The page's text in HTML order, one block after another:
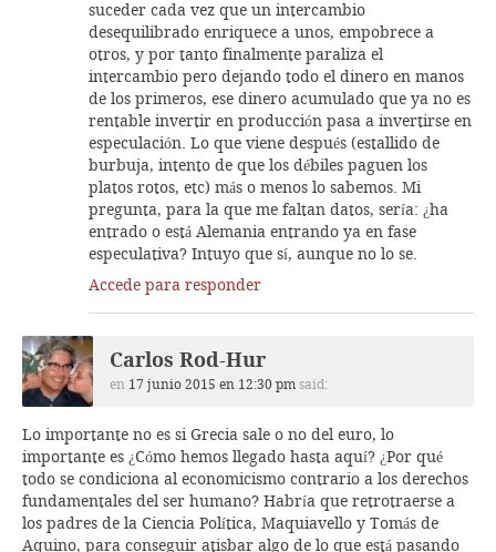
suceder cada vez que un intercambio
desequilibrado enriquece a unos, empobrece a
otros, y por tanto finalmente paraliza el
intercambio pero dejando todo el dinero en manos
de los primeros, ese dinero acumulado que ya no es
rentable invertir en producción pasa a invertirse en
especulación. Lo que viene después (estallido de
burbuja, intento de que los débiles paguen los
platos rotos, etc) más o menos lo sabemos. Mi
pregunta, para la que me faltan datos, sería: ¿ha
entrado o está Alemania entrando ya en fase
especulativa? Intuyo que sí, aunque no lo se.
Accede para responder
Carlos Rod-Hur
en 17 junio 2015 en 12:30 pm said:
Lo importante no es si Grecia sale o no del euro, lo
importante es ¿Cómo hemos llegado hasta aquí? ¿Por qué
todo se condiciona al economicismo contrario a los derechos
fundamentales del ser humano? Habría que retrotraerse a
los padres de la Ciencia Política, Maquiavello y Tomás de
Aquino, para conseguir atisbar algo de lo que está pasando